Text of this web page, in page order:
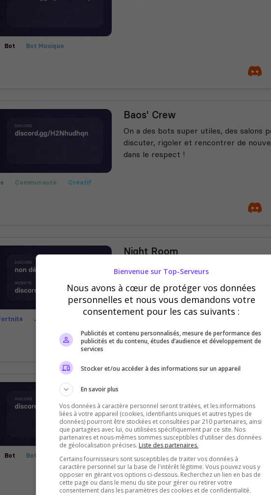
Bot
Bot Musique
Communauté
Créatif
Baos' Crew
On a des bots super utiles, des salons
discuter, rigoler et rencontrer de
dans le respect !
Jeux
Night Room
🌙 Serveur Chill &amp; Gaming du
avec salons vocaux privés, events,
nocturne premium. Viens chill, jouer,
monde...
Bot
Bot Musique
Farming Simulator
Manga
Roleplay
🌐 Le Grand Nexus Le Grand Nexus est
où les membres peuvent discuter,
des événements dans une ambiance
Bienvenue sur Top-Serveurs
Nous avons à cœur de protéger vos données
personnelles et nous vous demandons votre
consentement pour les cas suivants :
Publicités et contenu personnalisés, mesure de performance des
publicités et du contenu, études d’audience et développement de
services
Stocker et/ou accéder à des informations sur un appareil
En savoir plus
Vos données à caractère personnel seront traitées, et les informations
liées à votre appareil (cookies, identifiants uniques et autres types de
données) pourront être stockées et consultées par 210 partenaires, ainsi
que partagées avec lui, ou utilisées spécifiquement par ce site. Nos
partenaires et nous-mêmes sommes susceptibles d'utiliser des données
de géolocalisation précises. Liste des partenaires.
Certains fournisseurs sont susceptibles de traiter vos données à
caractère personnel sur la base de l'intérêt légitime. Vous pouvez vous y
opposer en gérant vos options ci-dessous. Recherchez un lien en bas de
cette page ou dans le menu du site pour gérer ou retirer votre
consentement dans les paramètres des cookies et de confidentialité.